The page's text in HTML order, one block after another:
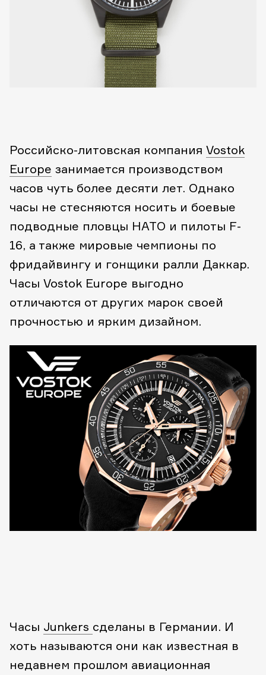
Российско-литовская компания Vostok
Europe занимается производством
часов чуть более десяти лет. Однако
часы не стесняются носить и боевые
подводные пловцы НАТО и пилоты F-
16, а также мировые чемпионы по
фридайвингу и гонщики ралли Даккар.
Часы Vostok Europe выгодно
отличаются от других марок своей
прочностью и ярким дизайном.
Часы Junkers сделаны в Германии. И
хоть называются они как известная в
недавнем прошлом авиационная